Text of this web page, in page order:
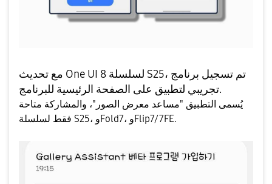
مع تحديث One UI 8 لسلسلة S25، تم تسجيل برنامج
تجريبي لتطبيق على الصفحة الرئيسية للبرنامج.
يُسمى التطبيق "مساعد معرض الصور"، والمشاركة متاحة
فقط لسلسلة S25، وFold7، وFlip7/7FE.